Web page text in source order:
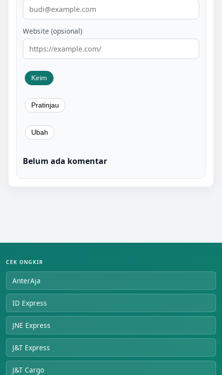
Website (opsional)
Belum ada komentar
CEK ONGKIR
AnterAja
ID Express
JNE Express
J&T Express
J&T Cargo